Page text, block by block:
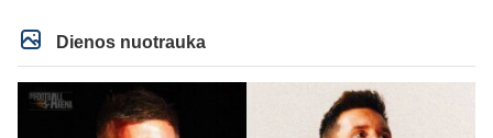
Dienos nuotrauka